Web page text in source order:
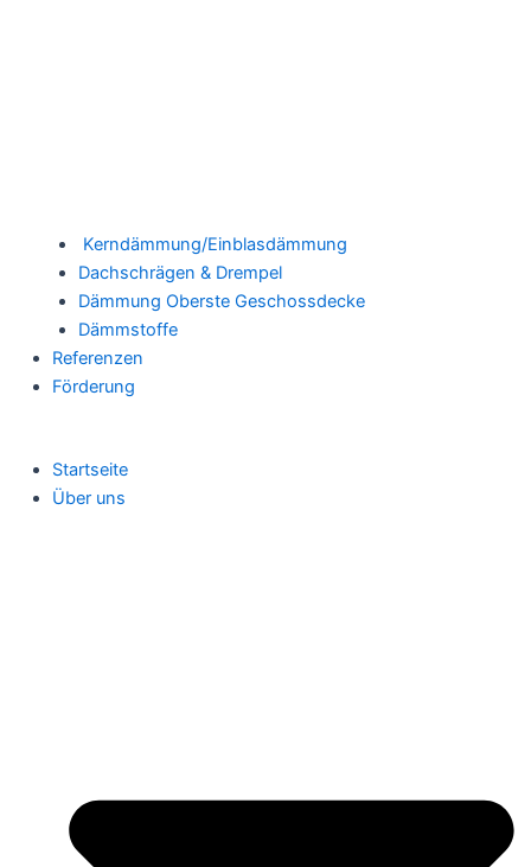
Kerndämmung/Einblasdämmung
Dachschrägen & Drempel
Dämmung Oberste Geschossdecke
Dämmstoffe
Referenzen
Förderung
Startseite
Über uns